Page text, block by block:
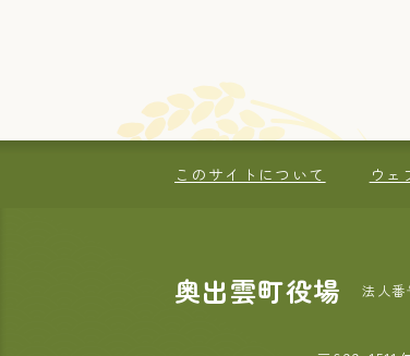
このサイトについて ウェ
奥出雲町役場 法人